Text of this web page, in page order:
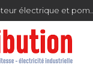
4.7/5 (6373 avis)